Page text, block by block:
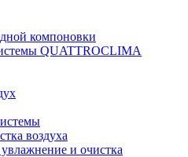
компоновки
QUATTROCLIMA
воздуха
и очистка